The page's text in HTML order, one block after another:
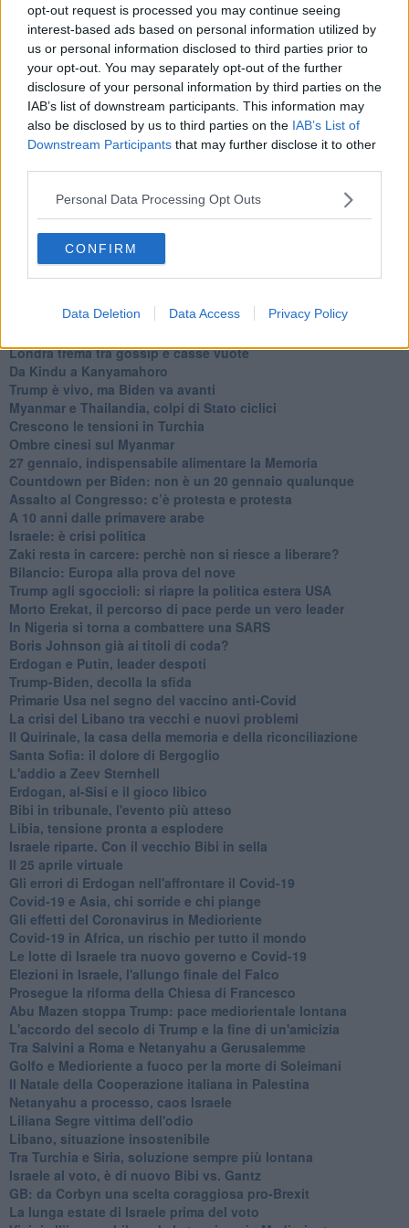
opt-out request is processed you may continue seeing
interest-based ads based on personal information utilized by
us or personal information disclosed to third parties prior to
your opt-out. You may separately opt-out of the further
disclosure of your personal information by third parties on the
IAB’s list of downstream participants. This information may
also be disclosed by us to third parties on the IAB’s List of
Downstream Participants that may further disclose it to other
Personal Data Processing Opt Outs
CONFIRM
Data Deletion Data Access Privacy Policy
L'AUKUS e il Quad
Biden, primo presidente USA non in guerra
Papa Bergoglio vedrà Viktor Orbán
Bennet, un giorno in attesa di Biden
Il ritorno dei talebani
​La lenta agonia del Libano
Sudafrica, è allarme alimentare
Usa di nuovo al centro della geopolitica internazionale
L’appuntamento di Israele con il cambiamento
La farsa delle elezioni in Siria
Biden chiama ma Netanyahu non risponde
Niente di nuovo in Medioriente
La forza di Boris Johnson
Biden nuovo alleato armeno contro la Turchia
Mar Mediterraneo cimitero silente
Israele ultima curva a destra
Londra trema tra gossip e casse vuote
Da Kindu a Kanyamahoro
Trump è vivo, ma Biden va avanti
Myanmar e Thailandia, colpi di Stato ciclici
Crescono le tensioni in Turchia
Ombre cinesi sul Myanmar
27 gennaio, indispensabile alimentare la Memoria
Countdown per Biden: non è un 20 gennaio qualunque
Assalto al Congresso: c’è protesta e protesta
A 10 anni dalle primavere arabe
Israele: è crisi politica
Zaki resta in carcere: perchè non si riesce a liberare?
Bilancio: Europa alla prova del nove
Trump agli sgoccioli: si riapre la politica estera USA
Morto Erekat, il percorso di pace perde un vero leader
In Nigeria si torna a combattere una SARS
Boris Johnson già ai titoli di coda?
Erdogan e Putin, leader despoti
Trump-Biden, decolla la sfida
Primarie Usa nel segno del vaccino anti-Covid
La crisi del Libano tra vecchi e nuovi problemi
Il Quirinale, la casa della memoria e della riconciliazione
Santa Sofia: il dolore di Bergoglio
L'addio a ​Zeev Sternhell
Erdogan, al-Sisi e il gioco libico
Bibi in tribunale, l'evento più atteso
Libia, tensione pronta a esplodere
Israele riparte. Con il vecchio Bibi in sella
Il 25 aprile virtuale
Gli errori di Erdogan nell'affrontare il Covid-19
Covid-19 e Asia, chi sorride e chi piange
Gli effetti del Coronavirus in Medioriente
Covid-19 in Africa, un rischio per tutto il mondo
Le lotte di Israele tra nuovo governo e Covid-19
Elezioni in Israele, l'allungo finale del Falco
Prosegue la riforma della Chiesa di Francesco
Abu Mazen stoppa Trump: pace mediorientale lontana
L'accordo del secolo di Trump e la fine di un'amicizia
Tra Salvini a Roma e Netanyahu a Gerusalemme
Golfo e Medioriente a fuoco per la morte di Soleimani
Il Natale della Cooperazione italiana in Palestina
Netanyahu a processo, caos Israele
Liliana Segre vittima dell'odio
Libano, situazione insostenibile
Tra Turchia e Siria, soluzione sempre più lontana
Israele al voto, è di nuovo Bibi vs. Gantz
GB: da Corbyn una scelta coraggiosa pro-Brexit
La lunga estate di Israele prima del voto